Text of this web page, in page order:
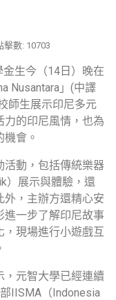
擊數: 10703
金生今（14 日）晚在
Nusantara 」 (中譯
師生展示印尼多元
力的印尼風情，也為
會。
活動，包括傳統樂器
）展示與體驗，還
，主辦方還精心安
進一步了解印尼故事
，現場進行小遊戲互
，元智大學已經連續
IISMA （Indonesia